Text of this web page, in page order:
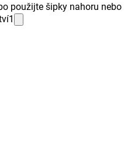
použijte šipky nahoru nebo
1